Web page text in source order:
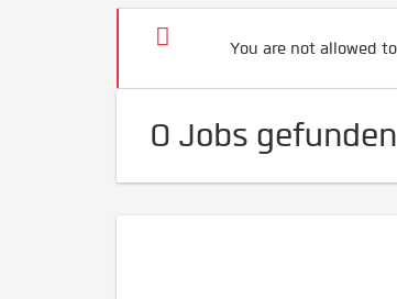
You are not allowed
0 Jobs gefunden